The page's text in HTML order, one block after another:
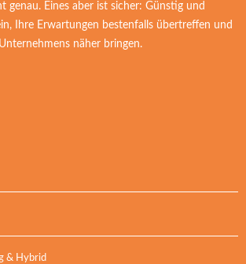
genau. Eines aber ist sicher: Günstig und
Ihre Erwartungen bestenfalls übertreffen und
näher bringen.
& Hybrid